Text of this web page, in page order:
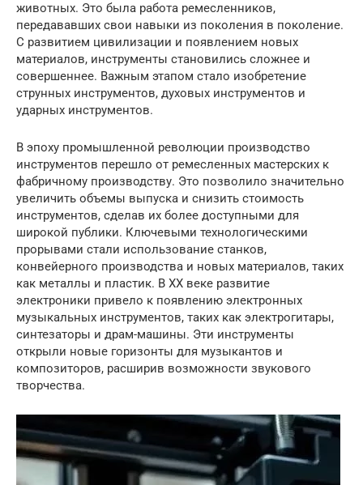
животных. Это была работа ремесленников,
передававших свои навыки из поколения в поколение.
С развитием цивилизации и появлением новых
материалов, инструменты становились сложнее и
совершеннее. Важным этапом стало изобретение
струнных инструментов, духовых инструментов и
ударных инструментов.
В эпоху промышленной революции производство
инструментов перешло от ремесленных мастерских к
фабричному производству. Это позволило значительно
увеличить объемы выпуска и снизить стоимость
инструментов, сделав их более доступными для
широкой публики. Ключевыми технологическими
прорывами стали использование станков,
конвейерного производства и новых материалов, таких
как металлы и пластик. В XX веке развитие
электроники привело к появлению электронных
музыкальных инструментов, таких как электрогитары,
синтезаторы и драм-машины. Эти инструменты
открыли новые горизонты для музыкантов и
композиторов, расширив возможности звукового
творчества.